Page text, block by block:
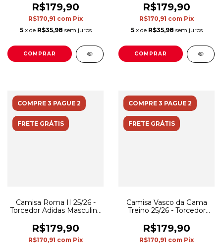
R$179,90
R$170,91 com Pix
5 x de R$35,98 sem juros
COMPRAR
detalhes em preto
R$179,90
R$170,91 com Pix
5 x de R$35,98 sem juros
COMPRAR
COMPRE 3 PAGUE 2
FRETE GRÁTIS
Camisa Roma II 25/26 -
Torcedor Adidas Masculina
R$179,90
R$170,91 com Pix
COMPRE 3 PAGUE 2
FRETE GRÁTIS
Camisa Vasco da Gama
Treino 25/26 - Torcedor
R$179,90
R$170,91 com Pix